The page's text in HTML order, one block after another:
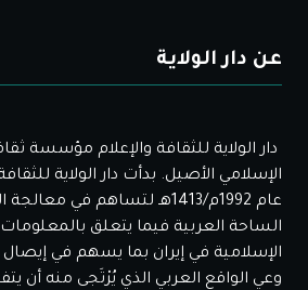
عن دار الولاية
دار الولاية للثقافة والإعلام مؤسسة
الإسلامي الأصيل. بدأت دار الولاية
عام 1992م/1413هـ لتساهم في
الساحة العربية فيما يتعلق بالمعلومات
الإسلامية في إيران بما يسهم في إيصال
وعي الواقع العربي الذي يُرْتَجى منه أن